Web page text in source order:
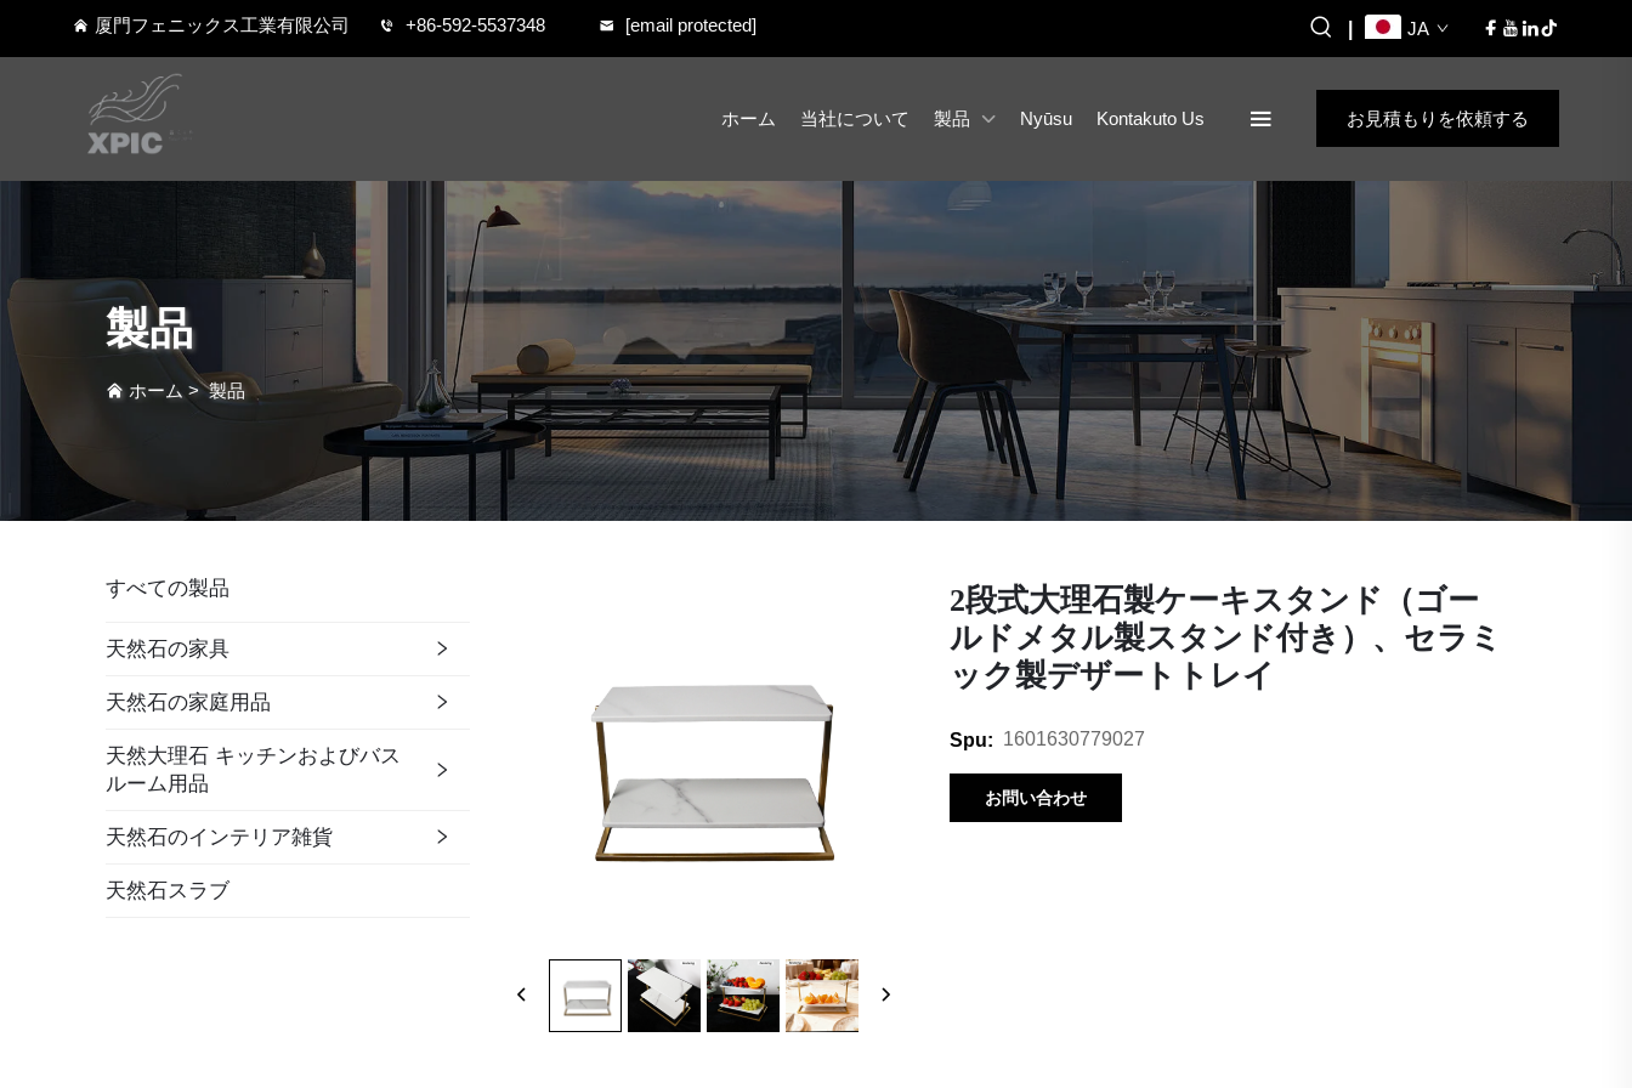
厦門フェニックス工業有限公司 +86-592-5537348 [email protected] JA
ホーム 当社について 製品 Nyūsu Kontakuto Us お見積もりを依頼する
製品
ホーム >製品
すべての製品
天然石の家具
天然石の家庭用品
天然大理石 キッチンおよびバス
ルーム用品
天然石のインテリア雑貨
天然石スラブ
2段式大理石製ケーキスタンド（ゴー
ルドメタル製スタンド付き）、セラミ
ック製デザートトレイ
Spu: 1601630779027
お問い合わせ